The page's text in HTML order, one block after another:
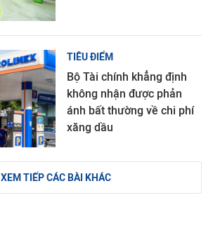
TIÊU ĐIỂM
Bộ Tài chính khẳng định
không nhận được phản
ánh bất thường về chi phí
xăng dầu
XEM TIẾP CÁC BÀI KHÁC